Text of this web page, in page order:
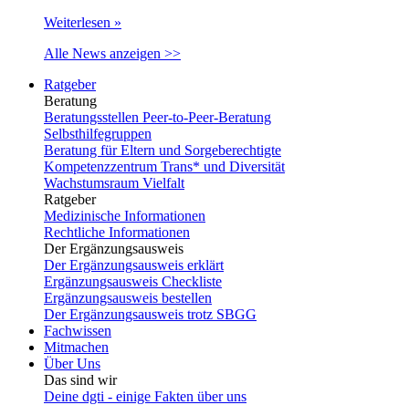
Weiterlesen »
Alle News anzeigen >>
Ratgeber
Beratung
Beratungsstellen Peer-to-Peer-Beratung
Selbsthilfegruppen
Beratung für Eltern und Sorgeberechtigte
Kompetenzzentrum Trans* und Diversität
Wachstumsraum Vielfalt
Ratgeber
Medizinische Informationen
Rechtliche Informationen
Der Ergänzungsausweis
Der Ergänzungsausweis erklärt
Ergänzungsausweis Checkliste
Ergänzungsausweis bestellen
Der Ergänzungsausweis trotz SBGG
Fachwissen
Mitmachen
Über Uns
Das sind wir
Deine dgti - einige Fakten über uns